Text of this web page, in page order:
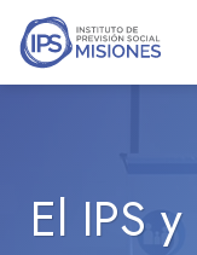
Saltar
contenido
El IPS